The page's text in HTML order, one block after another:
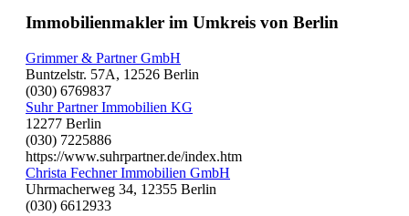
Immobilienmakler im Umkreis von Berlin
Grimmer & Partner GmbH
Buntzelstr. 57A, 12526 Berlin
(030) 6769837
Suhr Partner Immobilien KG
12277 Berlin
(030) 7225886
https://www.suhrpartner.de/index.htm
Christa Fechner Immobilien GmbH
Uhrmacherweg 34, 12355 Berlin
(030) 6612933